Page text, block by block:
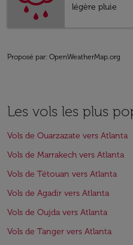
légère pluie
Proposé par: OpenWeatherMap.org
Les vols les plus
Vols de Ouarzazate vers Atlanta
Vols de Marrakech vers Atlanta
Vols de Tétouan vers Atlanta
Vols de Agadir vers Atlanta
Vols de Oujda vers Atlanta
Vols de Tanger vers Atlanta